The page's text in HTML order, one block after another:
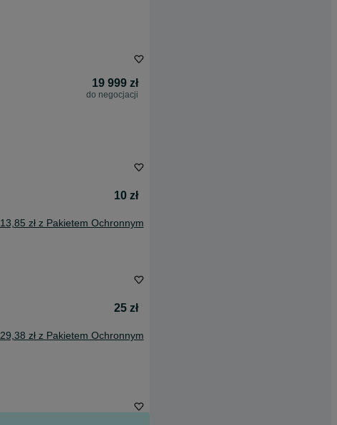
19 999 zł
do negocjacji
10 zł
13,85 zł z Pakietem Ochronnym
25 zł
29,38 zł z Pakietem Ochronnym